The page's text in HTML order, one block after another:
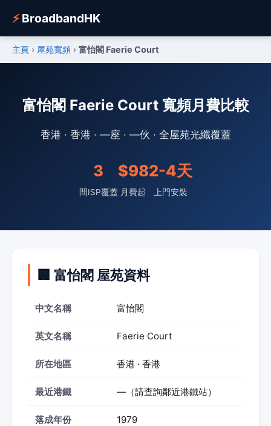
⚡BroadbandHK
主頁 › 屋苑寬頻 › 富怡閣 Faerie Court
富怡閣 Faerie Court 寬頻月費比較
香港 · 香港 · —座 · —伙 · 全屋苑光纖覆蓋
3
間ISP覆蓋
$98
月費起
2-4天
上門安裝
🏢 富怡閣 屋苑資料
中文名稱 富怡閣
英文名稱 Faerie Court
所在地區 香港 · 香港
最近港鐵 —（請查詢鄰近港鐵站）
落成年份 1979